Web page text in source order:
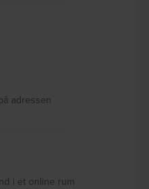
adressen
i et online rum